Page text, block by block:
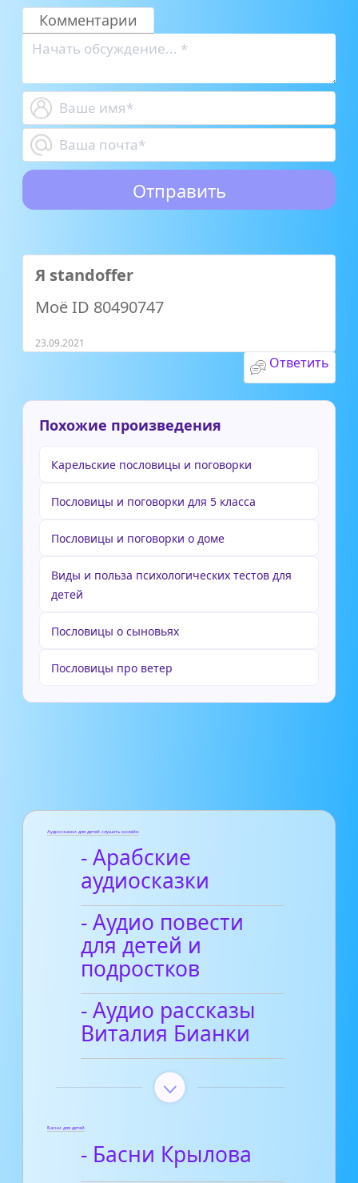
Комментарии
Я standoffer
Моё ID 80490747
23.09.2021
Ответить
Похожие произведения
Карельские пословицы и поговорки
Пословицы и поговорки для 5 класса
Пословицы и поговорки о доме
Виды и польза психологических тестов для
детей
Пословицы о сыновьях
Пословицы про ветер
Аудиосказки для детей слушать онлайн
- Арабские
аудиосказки
- Аудио повести
для детей и
подростков
- Аудио рассказы
Виталия Бианки
Басни для детей
- Басни Крылова